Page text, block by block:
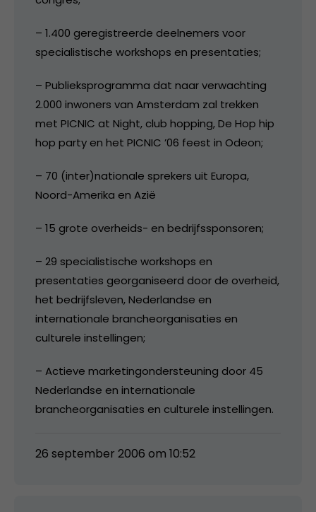
– 1.400 geregistreerde deelnemers voor
specialistische workshops en presentaties;
– Publieksprogramma dat naar verwachting
2.000 inwoners van Amsterdam zal trekken
met PICNIC at Night, club hopping, De Hop hip
hop party en het PICNIC ’06 feest in Odeon;
– 70 (inter)nationale sprekers uit Europa,
Noord-Amerika en Azië
– 15 grote overheids- en bedrijfssponsoren;
– 29 specialistische workshops en
presentaties georganiseerd door de overheid,
het bedrijfsleven, Nederlandse en
internationale brancheorganisaties en
culturele instellingen;
– Actieve marketingondersteuning door 45
Nederlandse en internationale
brancheorganisaties en culturele instellingen.
26 september 2006 om 10:52